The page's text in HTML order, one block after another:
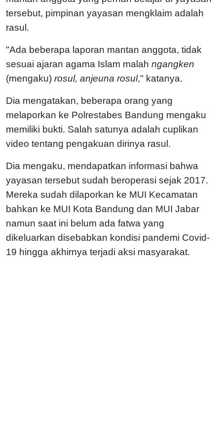
tersebut, pimpinan yayasan mengklaim adalah
rasul.
"Ada beberapa laporan mantan anggota, tidak
sesuai ajaran agama Islam malah ngangken
(mengaku) rosul, anjeuna rosul," katanya.
Dia mengatakan, beberapa orang yang
melaporkan ke Polrestabes Bandung mengaku
memiliki bukti. Salah satunya adalah cuplikan
video tentang pengakuan dirinya rasul.
Dia mengaku, mendapatkan informasi bahwa
yayasan tersebut sudah beroperasi sejak 2017.
Mereka sudah dilaporkan ke MUI Kecamatan
bahkan ke MUI Kota Bandung dan MUI Jabar
namun saat ini belum ada fatwa yang
dikeluarkan disebabkan kondisi pandemi Covid-
19 hingga akhirnya terjadi aksi masyarakat.